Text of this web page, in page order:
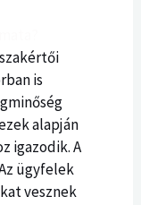
is
alapján
igazodik. A
ügyfelek
vesznek